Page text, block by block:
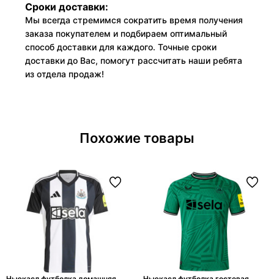
Сроки доставки:
Мы всегда стремимся сократить время получения
заказа покупателем и подбираем оптимальный
способ доставки для каждого. Точные сроки
доставки до Вас, помогут рассчитать наши ребята
из отдела продаж!
Похожие товары